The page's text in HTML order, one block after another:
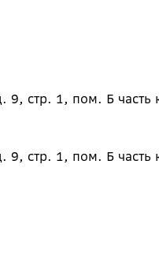
9, стр. 1, пом. Б
9, стр. 1, пом. Б